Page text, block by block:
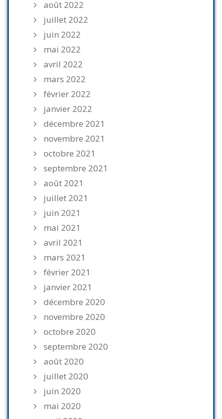
août 2022
juillet 2022
juin 2022
mai 2022
avril 2022
mars 2022
février 2022
janvier 2022
décembre 2021
novembre 2021
octobre 2021
septembre 2021
août 2021
juillet 2021
juin 2021
mai 2021
avril 2021
mars 2021
février 2021
janvier 2021
décembre 2020
novembre 2020
octobre 2020
septembre 2020
août 2020
juillet 2020
juin 2020
mai 2020